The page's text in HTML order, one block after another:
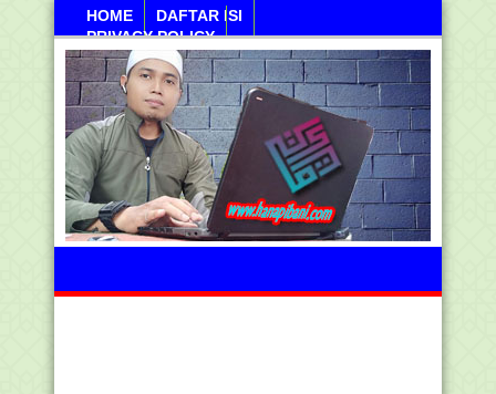
HOME
DAFTAR ISI
PRIVACY POLICY
Ahad, 09 Agustus 2026